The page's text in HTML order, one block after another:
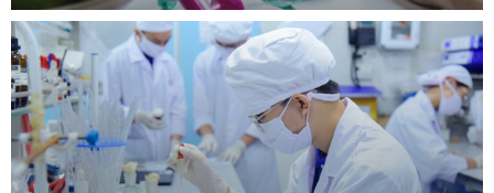
HỎI ĐÁP
THƯ VIỆN
LIÊN HỆ
Tìm hiểu thêm